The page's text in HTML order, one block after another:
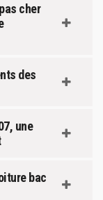
cher
des
une
bac